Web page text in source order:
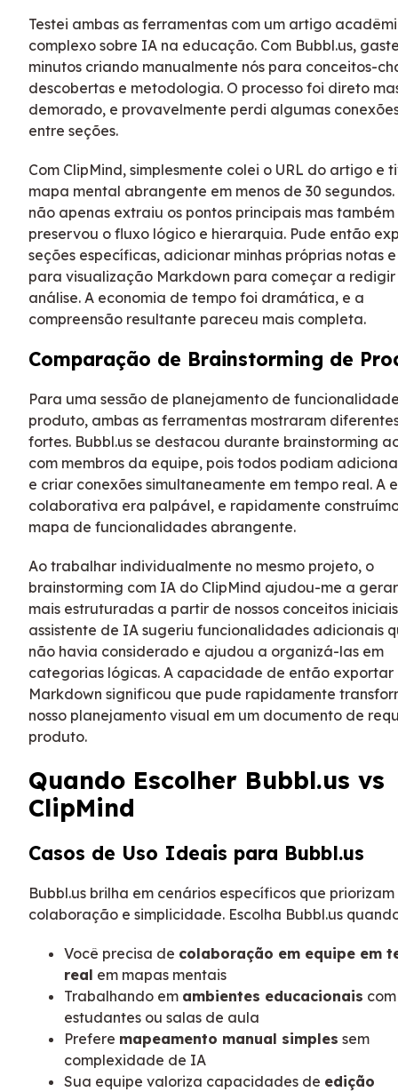
Testei ambas as ferramentas com um artigo
complexo sobre IA na educação. Com Bubbl.us,
minutos criando manualmente nós para conceitos-
descobertas e metodologia. O processo foi direto
demorado, e provavelmente perdi algumas
entre seções.
Com ClipMind, simplesmente colei o URL do artigo e
mapa mental abrangente em menos de 30 segundos.
não apenas extraiu os pontos principais mas também
preservou o fluxo lógico e hierarquia. Pude então
seções específicas, adicionar minhas próprias notas
para visualização Markdown para começar a redigir
análise. A economia de tempo foi dramática, e a
compreensão resultante pareceu mais completa.
Comparação de Brainstorming de
Para uma sessão de planejamento de
produto, ambas as ferramentas mostraram
fortes. Bubbl.us se destacou durante brainstorming
com membros da equipe, pois todos podiam
e criar conexões simultaneamente em tempo real. A
colaborativa era palpável, e rapidamente
mapa de funcionalidades abrangente.
Ao trabalhar individualmente no mesmo projeto, o
brainstorming com IA do ClipMind ajudou-me a
mais estruturadas a partir de nossos conceitos
assistente de IA sugeriu funcionalidades adicionais
não havia considerado e ajudou a organizá-las em
categorias lógicas. A capacidade de então exportar
Markdown significou que pude rapidamente
nosso planejamento visual em um documento de
produto.
Quando Escolher Bubbl.us vs
ClipMind
Casos de Uso Ideais para Bubbl.us
Bubbl.us brilha em cenários específicos que priorizam
colaboração e simplicidade. Escolha Bubbl.us
Você precisa de colaboração em equipe em
real em mapas mentais
Trabalhando em ambientes educacionais com
estudantes ou salas de aula
Prefere mapeamento manual simples sem
complexidade de IA
Sua equipe valoriza capacidades de edição